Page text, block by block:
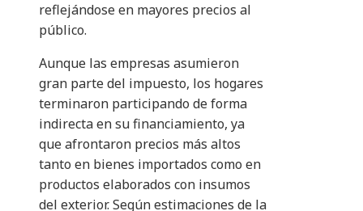
reflejándose en mayores precios al
público.
Aunque las empresas asumieron
gran parte del impuesto, los hogares
terminaron participando de forma
indirecta en su financiamiento, ya
que afrontaron precios más altos
tanto en bienes importados como en
productos elaborados con insumos
del exterior. Según estimaciones de la